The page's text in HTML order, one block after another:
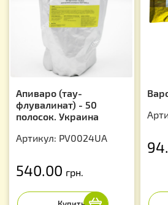
Апиваро (тау-
флувалинат) - 50
полосок. Украина
Артикул: PV0024UA
540.00 грн.